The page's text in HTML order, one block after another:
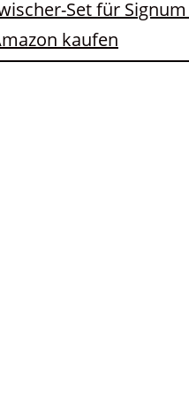
Set für
kaufen